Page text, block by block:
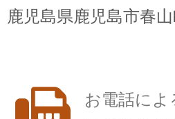
鹿児島県鹿児島市春
お電話に